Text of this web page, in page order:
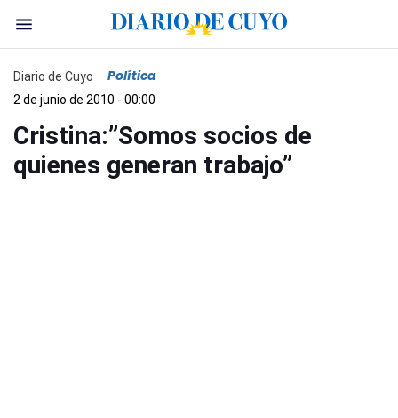
Diario de Cuyo Política
2 de junio de 2010 - 00:00
Cristina:”Somos socios de
quienes generan trabajo”